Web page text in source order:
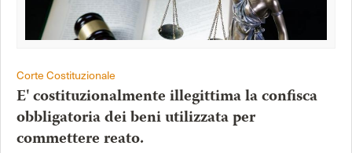
Corte Costituzionale
E' costituzionalmente illegittima la confisca
obbligatoria dei beni utilizzata per
commettere reato.